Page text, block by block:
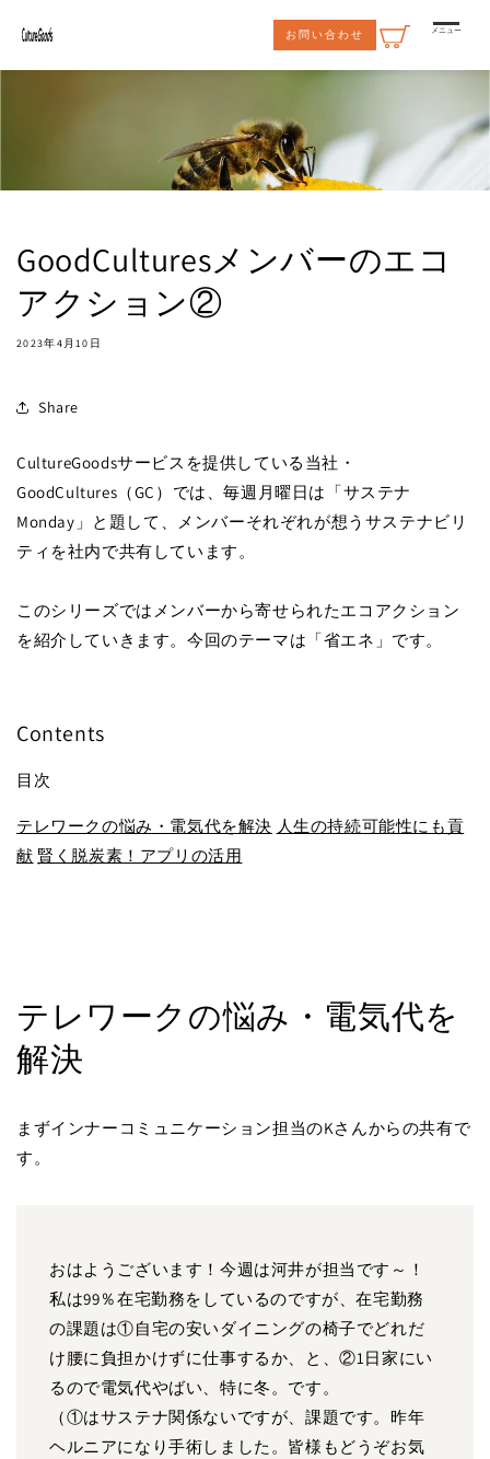
ンツに
進む
お問い合わせ メニュー
GoodCulturesメンバーのエコ
アクション②
2023年4月10日
Share
CultureGoodsサービスを提供している当社・
GoodCultures（GC）では、毎週月曜日は「サステナ
Monday」と題して、メンバーそれぞれが想うサステナビリ
ティを社内で共有しています。
このシリーズではメンバーから寄せられたエコアクション
を紹介していきます。今回のテーマは「省エネ」です。
Contents
目次
テレワークの悩み・電気代を解決 人生の持続可能性にも貢
献 賢く脱炭素！アプリの活用
テレワークの悩み・電気代を
解決
まずインナーコミュニケーション担当のKさんからの共有で
す。
おはようございます！今週は河井が担当です～！
私は99％在宅勤務をしているのですが、在宅勤務
の課題は①自宅の安いダイニングの椅子でどれだ
け腰に負担かけずに仕事するか、と、②1日家にい
るので電気代やばい、特に冬。です。
（①はサステナ関係ないですが、課題です。昨年
ヘルニアになり手術しました。皆様もどうぞお気